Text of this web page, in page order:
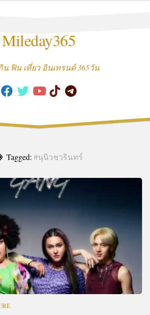
Mileday365
น ฟิน เที่ยว อินเทรนด์ 365วัน
Tagged: #นุนิวชวรินทร์